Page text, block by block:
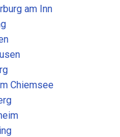
am Inn
Chiemsee